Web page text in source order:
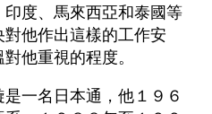
度、馬來西亞和泰國等
他作出這樣的工作安
他重視的程度。
一名日本通，他１９６